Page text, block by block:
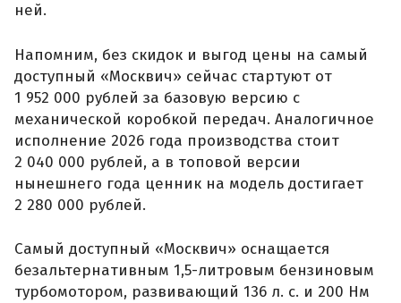
ней.
Напомним, без скидок и выгод цены на самый
доступный «Москвич» сейчас стартуют от
1 952 000 рублей за базовую версию с
механической коробкой передач. Аналогичное
исполнение 2026 года производства стоит
2 040 000 рублей, а в топовой версии
нынешнего года ценник на модель достигает
2 280 000 рублей.
Самый доступный «Москвич» оснащается
безальтернативным 1,5-литровым бензиновым
турбомотором, развивающий 136 л. с. и 200 Нм